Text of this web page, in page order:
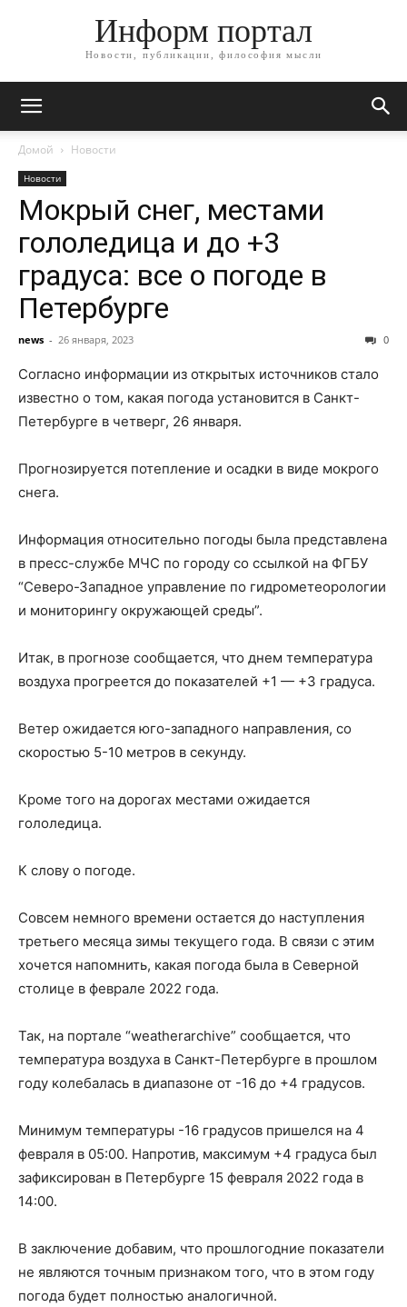
Информ портал
Новости, публикации, философия мысли
Домой Новости
Новости
Мокрый снег, местами
гололедица и до +3
градуса: все о погоде в
Петербурге
news - 26 января, 2023 0
Согласно информации из открытых источников стало
известно о том, какая погода установится в Санкт-
Петербурге в четверг, 26 января.
Прогнозируется потепление и осадки в виде мокрого
снега.
Информация относительно погоды была представлена
в пресс-службе МЧС по городу со ссылкой на ФГБУ
“Северо-Западное управление по гидрометеорологии
и мониторингу окружающей среды”.
Итак, в прогнозе сообщается, что днем температура
воздуха прогреется до показателей +1 — +3 градуса.
Ветер ожидается юго-западного направления, со
скоростью 5-10 метров в секунду.
Кроме того на дорогах местами ожидается
гололедица.
К слову о погоде.
Совсем немного времени остается до наступления
третьего месяца зимы текущего года. В связи с этим
хочется напомнить, какая погода была в Северной
столице в феврале 2022 года.
Так, на портале “weatherarchive” сообщается, что
температура воздуха в Санкт-Петербурге в прошлом
году колебалась в диапазоне от -16 до +4 градусов.
Минимум температуры -16 градусов пришелся на 4
февраля в 05:00. Напротив, максимум +4 градуса был
зафиксирован в Петербурге 15 февраля 2022 года в
14:00.
В заключение добавим, что прошлогодние показатели
не являются точным признаком того, что в этом году
погода будет полностью аналогичной.